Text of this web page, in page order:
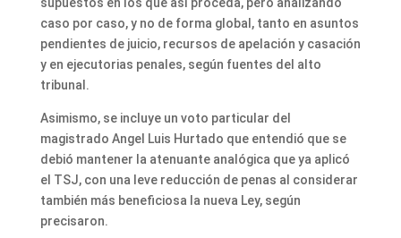
caso por caso, y no de forma global, tanto en asuntos
pendientes de juicio, recursos de apelación y casación
y en ejecutorias penales, según fuentes del alto
tribunal.
Asimismo, se incluye un voto particular del
magistrado Angel Luis Hurtado que entendió que se
debió mantener la atenuante analógica que ya aplicó
el TSJ, con una leve reducción de penas al considerar
también más beneficiosa la nueva Ley, según
precisaron.